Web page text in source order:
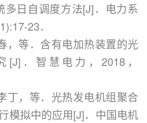
日自调度方法[J]．电力系
23．
，等．含有电加热装置的光
．智慧电力，2018，
丁，等．光热发电机组聚合
模拟中的应用[J]．中国电机